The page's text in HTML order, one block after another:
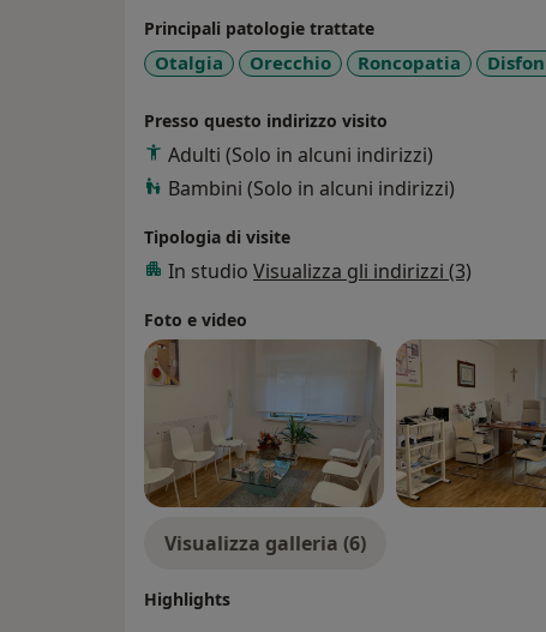
Principali patologie trattate
Otalgia Orecchio Roncopatia
Presso questo indirizzo visito
Adulti (Solo in alcuni indirizzi)
Bambini (Solo in alcuni indirizzi)
Tipologia di visite
In studio Visualizza gli indirizzi (3)
Foto e video
Visualizza galleria (6)
Highlights